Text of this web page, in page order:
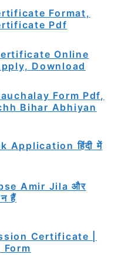
Format,
Pdf
Online
Download
Form Pdf,
Bihar Abhiyan
Application हिंदी में
Amir Jila और
हैं
Certificate |
Form